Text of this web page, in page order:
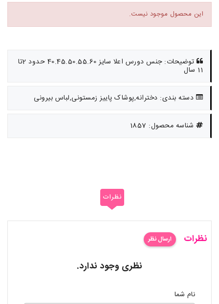
این محصول موجود نیست.
توضیحات: جنس دورس اعلا سایز 40.45.50.55.60 حدود 2تا
11 سال
دسته بندی: دخترانه,پوشاک پاییز زمستونی,لباس بیرونی
شناسه محصول: 1857
نظرات
نظرات ارسال نظر
نظری وجود ندارد.
نام شما